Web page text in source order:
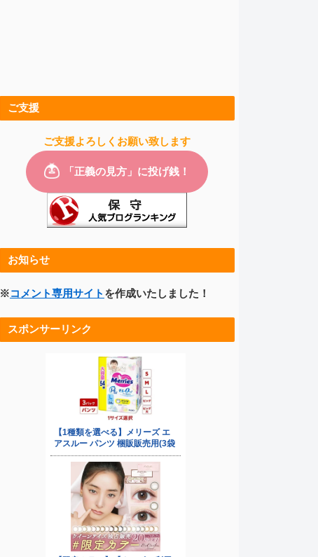
ご支援
ご支援よろしくお願い致します
お知らせ
※コメント専用サイト を作成いたしました！
スポンサーリンク